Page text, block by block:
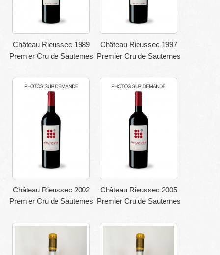
Château Rieussec 1989
Premier Cru de Sauternes
Château Rieussec 1997
Premier Cru de Sauternes
Château Rieussec 2002
Premier Cru de Sauternes
Château Rieussec 2005
Premier Cru de Sauternes